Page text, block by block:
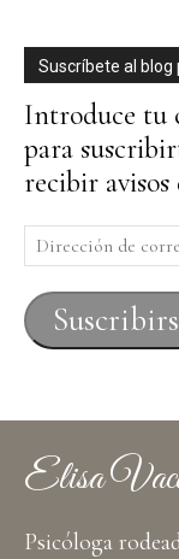
Suscríbete al blog
Introduce tu
para
recibir avisos
Dirección
de
correo
electrónico
Elisa
Psicóloga